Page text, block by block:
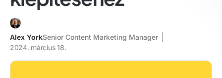
Alex YorkSenior Content Marketing Manager
2024. március 18.